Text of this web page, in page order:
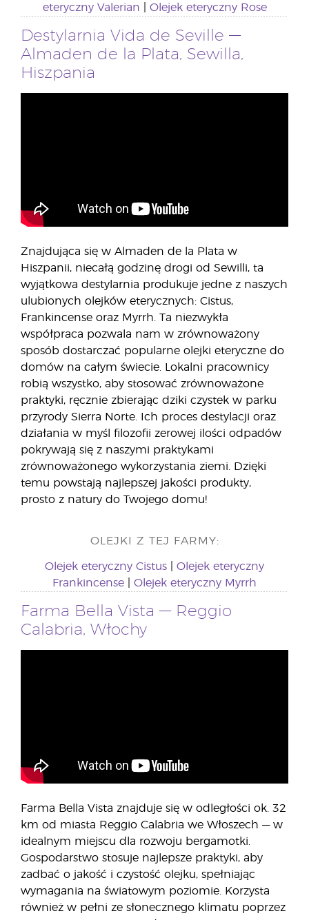
eteryczny Valerian Olejek eteryczny Rose
Destylarnia Vida de Seville —
Almaden de la Plata, Sewilla,
Hiszpania
Znajdująca się w Almaden de la Plata w
Hiszpanii, niecałą godzinę drogi od Sewilli, ta
wyjątkowa destylarnia produkuje jedne z naszych
ulubionych olejków eterycznych: Cistus,
Frankincense oraz Myrrh. Ta niezwykła
współpraca pozwala nam w zrównoważony
sposób dostarczać popularne olejki eteryczne do
domów na całym świecie. Lokalni pracownicy
robią wszystko, aby stosować zrównoważone
praktyki, ręcznie zbierając dziki czystek w parku
przyrody Sierra Norte. Ich proces destylacji oraz
działania w myśl filozofii zerowej ilości odpadów
pokrywają się z naszymi praktykami
zrównoważonego wykorzystania ziemi. Dzięki
temu powstają najlepszej jakości produkty,
prosto z natury do Twojego domu!
OLEJKI Z TEJ FARMY:
Olejek eteryczny Cistus
Olejek eteryczny
Frankincense
Olejek eteryczny Myrrh
Farma Bella Vista — Reggio
Calabria, Włochy
Farma Bella Vista znajduje się w odległości ok. 32
km od miasta Reggio Calabria we Włoszech — w
idealnym miejscu dla rozwoju bergamotki.
Gospodarstwo stosuje najlepsze praktyki, aby
zadbać o jakość i czystość olejku, spełniając
wymagania na światowym poziomie. Korzysta
również w pełni ze słonecznego klimatu poprzez